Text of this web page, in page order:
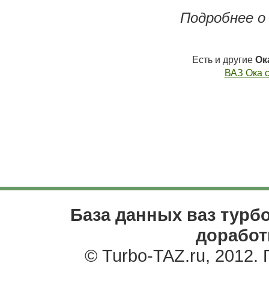
Подробнее
Есть и другие
ВАЗ Ока
База данных ваз
© Turbo-TAZ.ru, 2012.